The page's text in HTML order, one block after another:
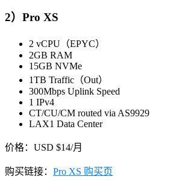
2）Pro XS
2 vCPU（EPYC）
2GB RAM
15GB NVMe
1TB Traffic（Out）
300Mbps Uplink Speed
1 IPv4
CT/CU/CM routed via AS9929
LAX1 Data Center
价格：USD $14/月
购买链接： Pro XS 购买页